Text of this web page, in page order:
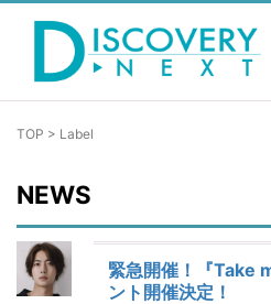
TOP > Label
NEWS
緊急開催！『Take
ント開催決定！